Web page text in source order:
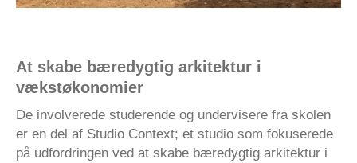
At skabe bæredygtig arkitektur i
vækstøkonomier
De involverede studerende og undervisere fra skolen
er en del af Studio Context; et studio som fokuserede
på udfordringen ved at skabe bæredygtig arkitektur i